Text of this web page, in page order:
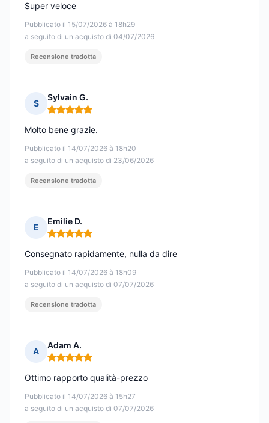
Pubblicato il 15/07/2026 à 18h29
a seguito di un acquisto di 04/07/2026
Super veloce
Recensione tradotta
S
Sylvain G.
Nota: 5 su 5
Pubblicato il 14/07/2026 à 18h20
a seguito di un acquisto di 23/06/2026
Molto bene grazie.
Recensione tradotta
E
Emilie D.
Nota: 5 su 5
Pubblicato il 14/07/2026 à 18h09
a seguito di un acquisto di 07/07/2026
Consegnato rapidamente, nulla da dire
Recensione tradotta
A
Adam A.
Nota: 5 su 5
Pubblicato il 14/07/2026 à 15h27
a seguito di un acquisto di 07/07/2026
Ottimo rapporto qualità-prezzo